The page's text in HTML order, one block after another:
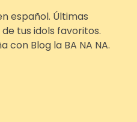
español. Últimas
tus idols favoritos.
con Blog la BA NA NA.